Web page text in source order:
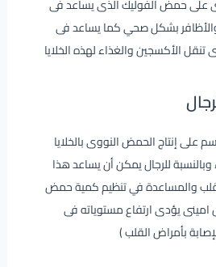
يحتوى على حمض الفوليك الذى يساعد فى
والأظافر بشكل صحي كما يساعد فى
تنقل الأكسجين والغذاء لهذه الخلايا
إنتاج الحمض النووى بالخلايا
وبالنسبة للرجال يمكن أن يساعد هذا
والمساعدة في تنظيم كمية حمض
يؤدى ارتفاع مستوياته فى
بأمراض القلب )